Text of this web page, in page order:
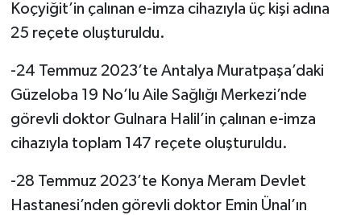
Koçyiğit’in çalınan e-imza cihazıyla üç kişi adına
25 reçete oluşturuldu.
-24 Temmuz 2023’te Antalya Muratpaşa’daki
Güzeloba 19 No’lu Aile Sağlığı Merkezi’nde
görevli doktor Gulnara Halil’in çalınan e-imza
cihazıyla toplam 147 reçete oluşturuldu.
-28 Temmuz 2023’te Konya Meram Devlet
Hastanesi’nden görevli doktor Emin Ünal’ın